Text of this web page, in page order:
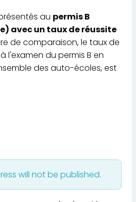
au permis B
avec un taux de réussite
de comparaison, le taux de
l'examen du permis B en
des auto-écoles, est
will not be published.